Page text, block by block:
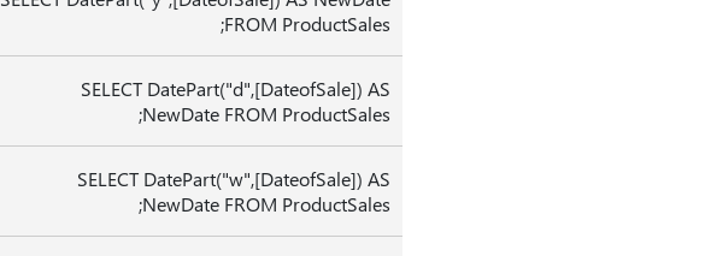
FROM ProductSales;
SELECT DatePart("d",[DateofSale]) AS
NewDate FROM ProductSales;
SELECT DatePart("w",[DateofSale]) AS
NewDate FROM ProductSales;